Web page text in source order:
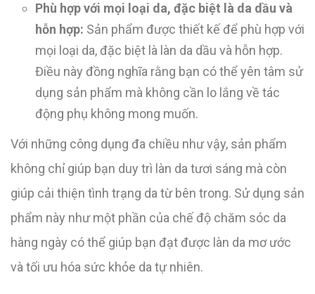
Phù hợp với mọi loại da, đặc biệt là da dầu và
hỗn hợp: Sản phẩm được thiết kế để phù hợp với
mọi loại da, đặc biệt là làn da dầu và hỗn hợp.
Điều này đồng nghĩa rằng bạn có thể yên tâm sử
dụng sản phẩm mà không cần lo lắng về tác
động phụ không mong muốn.
Với những công dụng đa chiều như vậy, sản phẩm
không chỉ giúp bạn duy trì làn da tươi sáng mà còn
giúp cải thiện tình trạng da từ bên trong. Sử dụng sản
phẩm này như một phần của chế độ chăm sóc da
hàng ngày có thể giúp bạn đạt được làn da mơ ước
và tối ưu hóa sức khỏe da tự nhiên.